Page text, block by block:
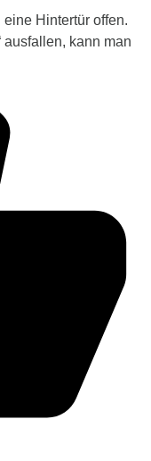
Hintertür offen.
ausfallen, kann man